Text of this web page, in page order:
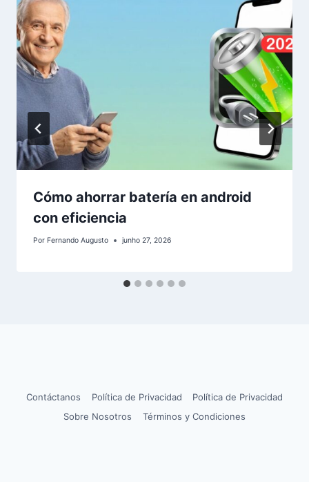
Cómo ahorrar batería en android
con eficiencia
Por Fernando Augusto junho 27, 2026
Contáctanos Política de Privacidad
Política de Privacidad
Sobre Nosotros
Términos y Condiciones